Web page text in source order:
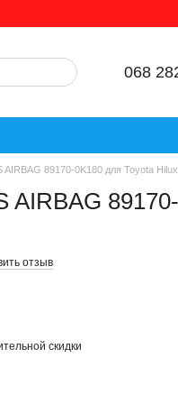
068
AIRBAG 89170-0K180 для Toyota Hilux
AIRBAG
отзыв
скидки